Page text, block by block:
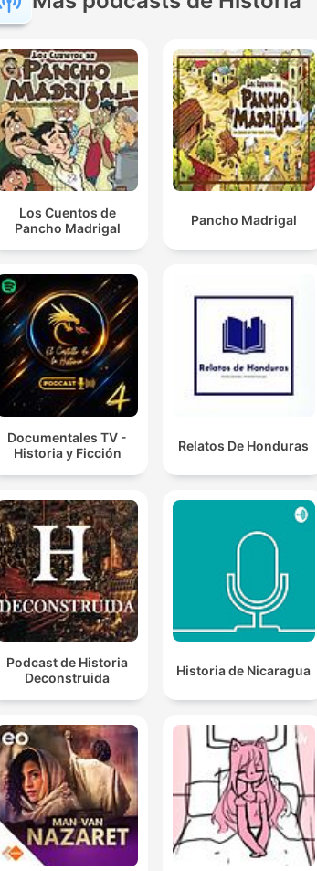
from the
Los Cuentos de
Pancho Madrigal
Pancho Madrigal
Documentales TV -
Historia y Ficción
Relatos De Honduras
Podcast de Historia
Deconstruida
Historia de Nicaragua